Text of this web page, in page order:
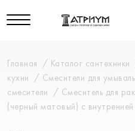
Главная Каталог сантехники
кухни
Смесители для
смесители
Смеситель для
(черный матовый) с